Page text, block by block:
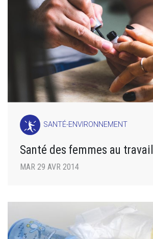
SANTÉ-ENVIRONNEMENT
Santé des femmes au travail
MAR 29 AVR 2014